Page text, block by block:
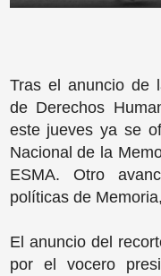
Tras el anuncio de
de Derechos
este jueves ya se
Nacional de la
ESMA. Otro
políticas de
El anuncio del
por el vocero